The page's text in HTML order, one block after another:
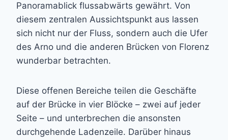
Panoramablick flussabwärts gewährt. Von
diesem zentralen Aussichtspunkt aus lassen
sich nicht nur der Fluss, sondern auch die Ufer
des Arno und die anderen Brücken von Florenz
wunderbar betrachten.
Diese offenen Bereiche teilen die Geschäfte
auf der Brücke in vier Blöcke – zwei auf jeder
Seite – und unterbrechen die ansonsten
durchgehende Ladenzeile. Darüber hinaus